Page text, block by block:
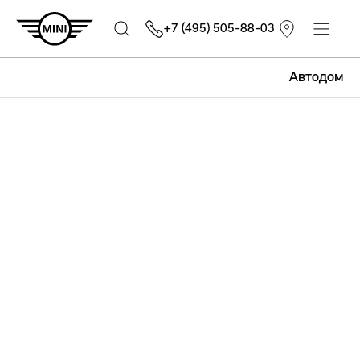
Автодом
+7 (495) 505-88-03